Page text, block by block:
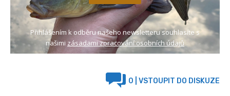
Přihlášením k odběru našeho newsletteru souhlasíte s
našimi zásadami zpracování osobních údajů
0 | VSTOUPIT DO DISKUZE